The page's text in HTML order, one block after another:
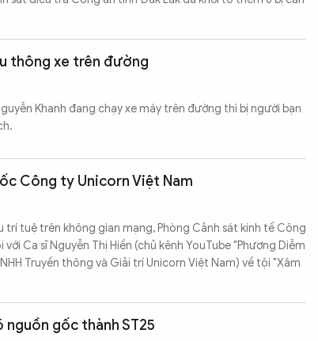
thông xe trên đường
Khanh đang chạy xe máy trên đường thì bị người bạn
Công ty Unicorn Việt Nam
trí tuệ trên không gian mạng, Phòng Cảnh sát kinh tế Công
Ca sĩ Nguyễn Thị Hiền (chủ kênh YouTube "Phương Diễm
Truyền thông và Giải trí Unicorn Việt Nam) về tội "Xâm
nguồn gốc thành ST25